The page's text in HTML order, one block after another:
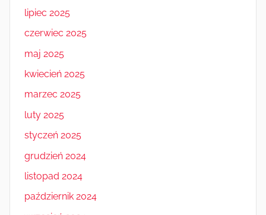
lipiec 2025
czerwiec 2025
maj 2025
kwiecień 2025
marzec 2025
luty 2025
styczeń 2025
grudzień 2024
listopad 2024
październik 2024